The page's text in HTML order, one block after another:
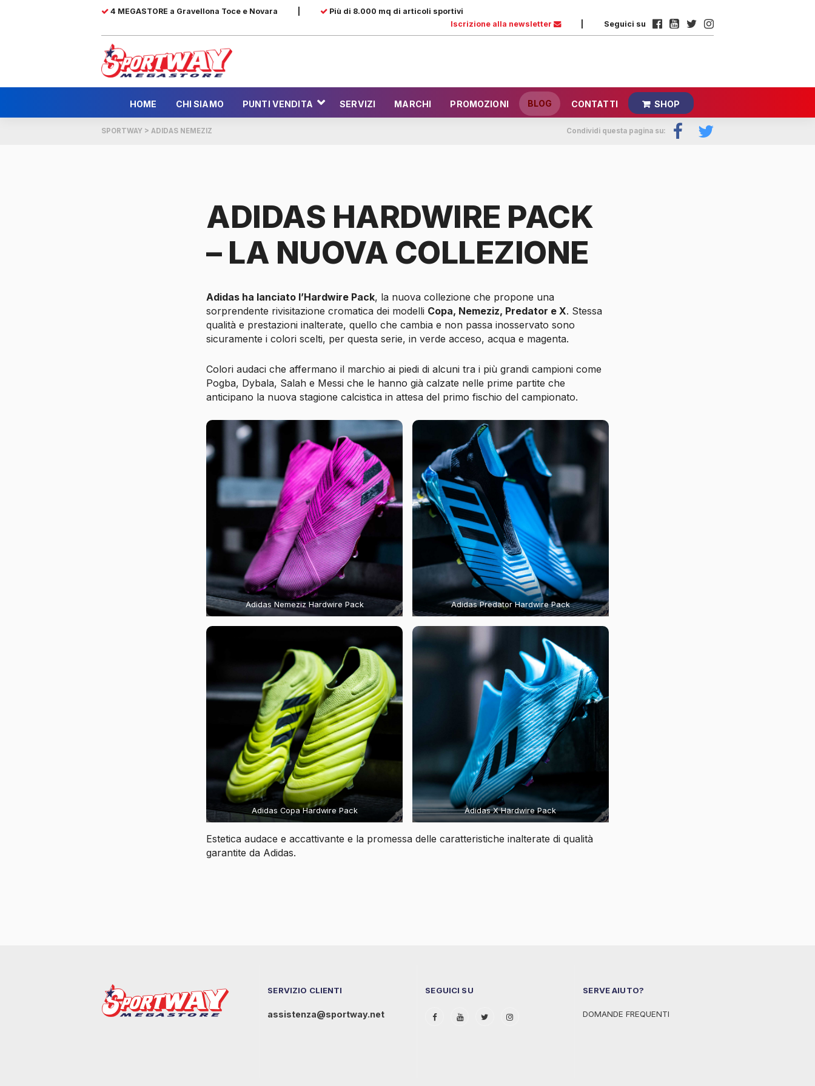
4 MEGASTORE a Gravellona Toce e Novara
Più di 8.000 mq di articoli sportivi
Iscrizione alla newsletter
Seguici su
HOME CHI SIAMO PUNTI VENDITA SERVIZI MARCHI PROMOZIONI BLOG CONTATTI SHOP
SPORTWAY > ADIDAS NEMEZIZ Condividi questa pagina su:
ADIDAS HARDWIRE PACK
– LA NUOVA COLLEZIONE
Adidas ha lanciato l’Hardwire Pack, la nuova collezione che propone una
sorprendente rivisitazione cromatica dei modelli Copa, Nemeziz, Predator e X. Stessa
qualità e prestazioni inalterate, quello che cambia e non passa inosservato sono
sicuramente i colori scelti, per questa serie, in verde acceso, acqua e magenta.
Colori audaci che affermano il marchio ai piedi di alcuni tra i più grandi campioni come
Pogba, Dybala, Salah e Messi che le hanno già calzate nelle prime partite che
anticipano la nuova stagione calcistica in attesa del primo fischio del campionato.
Adidas Nemeziz Hardwire Pack Adidas Predator Hardwire Pack
Adidas Copa Hardwire Pack Adidas X Hardwire Pack
Estetica audace e accattivante e la promessa delle caratteristiche inalterate di qualità
garantite da Adidas.
SERVIZIO CLIENTI
assistenza@sportway.net
SEGUICI SU SERVE AIUTO?
DOMANDE FREQUENTI